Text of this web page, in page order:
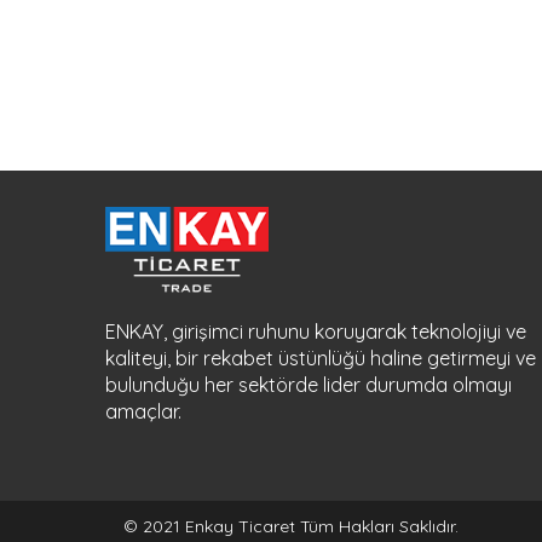
ENKAY, girişimci ruhunu koruyarak teknolojiyi ve
kaliteyi, bir rekabet üstünlüğü haline getirmeyi ve
bulunduğu her sektörde lider durumda olmayı
amaçlar.
© 2021 Enkay Ticaret Tüm Hakları Saklıdır.